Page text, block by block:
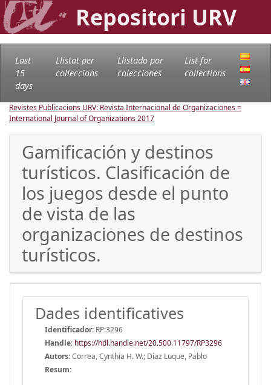
Repositori URV
Last
15
days
Llistat per
col·leccions
Llistado por
colecciones
List for
collections
Revistes Publicacions URV: Revista Internacional de Organizaciones =
International Journal of Organizations2017
Gamificación y destinos
turísticos. Clasificación de
los juegos desde el punto
de vista de las
organizaciones de destinos
turísticos.
Dades identificatives
Identificador: RP:3296
Handle: https://hdl.handle.net/20.500.11797/RP3296
Autors:Correa, Cynthia H. W.; Díaz Luque, Pablo
Resum: